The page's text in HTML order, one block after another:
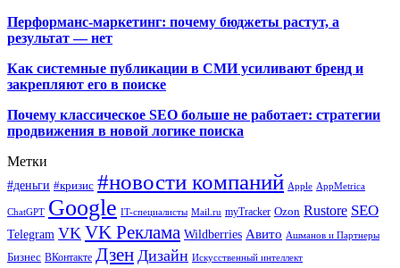
Перформанс-маркетинг: почему бюджеты растут, а
результат — нет
Как системные публикации в СМИ усиливают бренд и
закрепляют его в поиске
Почему классическое SEO больше не работает: стратегии
продвижения в новой логике поиска
Метки
#деньги #кризис #новости компаний Apple AppMetrica
ChatGPT Google IT-специалисты Mail.ru myTracker Ozon Rustore SEO
Telegram VK VK Реклама Wildberries Авито Ашманов и Партнеры
Бизнес ВКонтакте Дзен Дизайн Искусственный интеллект